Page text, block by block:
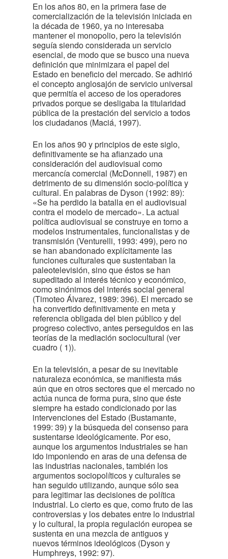
En los años 80, en la primera fase de
comercialización de la televisión iniciada en
la década de 1960, ya no interesaba
mantener el monopolio, pero la televisión
seguía siendo considerada un servicio
esencial, de modo que se busco una nueva
definición que minimizara el papel del
Estado en beneficio del mercado. Se adhirió
el concepto anglosajón de servicio universal
que permitía el acceso de los operadores
privados porque se desligaba la titularidad
pública de la prestación del servicio a todos
los ciudadanos (Maciá, 1997).
En los años 90 y principios de este siglo,
definitivamente se ha afianzado una
consideración del audiovisual como
mercancía comercial (McDonnell, 1987) en
detrimento de su dimensión socio-política y
cultural. En palabras de Dyson (1992: 89):
«Se ha perdido la batalla en el audiovisual
contra el modelo de mercado». La actual
política audiovisual se construye en torno a
modelos instrumentales, funcionalistas y de
transmisión (Venturelli, 1993: 499), pero no
se han abandonado explícitamente las
funciones culturales que sustentaban la
paleotelevisión, sino que éstos se han
supeditado al interés técnico y económico,
como sinónimos del interés social general
(Timoteo Álvarez, 1989: 396). El mercado se
ha convertido definitivamente en meta y
referencia obligada del bien público y del
progreso colectivo, antes perseguidos en las
teorías de la mediación sociocultural (ver
cuadro ( 1)).
En la televisión, a pesar de su inevitable
naturaleza económica, se manifiesta más
aún que en otros sectores que el mercado no
actúa nunca de forma pura, sino que éste
siempre ha estado condicionado por las
intervenciones del Estado (Bustamante,
1999: 39) y la búsqueda del consenso para
sustentarse ideológicamente. Por eso,
aunque los argumentos industriales se han
ido imponiendo en aras de una defensa de
las industrias nacionales, también los
argumentos sociopolíticos y culturales se
han seguido utilizando, aunque sólo sea
para legitimar las decisiones de política
industrial. Lo cierto es que, como fruto de las
controversias y los debates entre lo industrial
y lo cultural, la propia regulación europea se
sustenta en una mezcla de antiguos y
nuevos términos ideológicos (Dyson y
Humphreys, 1992: 97).